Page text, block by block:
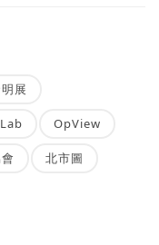
展
OpView
北市圖